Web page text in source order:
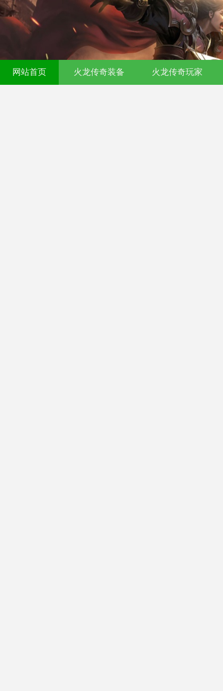
00ok传奇发布网-今日新开传奇私服-
网站首页 火龙传奇装备 火龙传奇玩家